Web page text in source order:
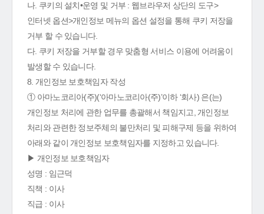
나. 쿠키의 설치•운영 및 거부 : 웹브라우저 상단의 도구>
인터넷 옵션>개인정보 메뉴의 옵션 설정을 통해 쿠키 저장을
거부 할 수 있습니다.
다. 쿠키 저장을 거부할 경우 맞춤형 서비스 이용에 어려움이
발생할 수 있습니다.
8. 개인정보 보호책임자 작성
① 아마노코리아(주)(‘아마노코리아(주)’이하 ‘회사) 은(는)
개인정보 처리에 관한 업무를 총괄해서 책임지고, 개인정보
처리와 관련한 정보주체의 불만처리 및 피해구제 등을 위하여
아래와 같이 개인정보 보호책임자를 지정하고 있습니다.
▶ 개인정보 보호책임자
성명 : 임근덕
직책 : 이사
직급 : 이사